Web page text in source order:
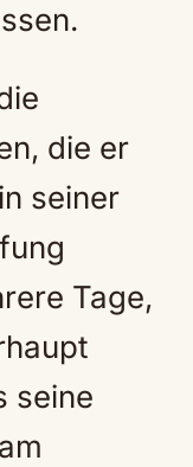
die er
seiner
Tage,
seine